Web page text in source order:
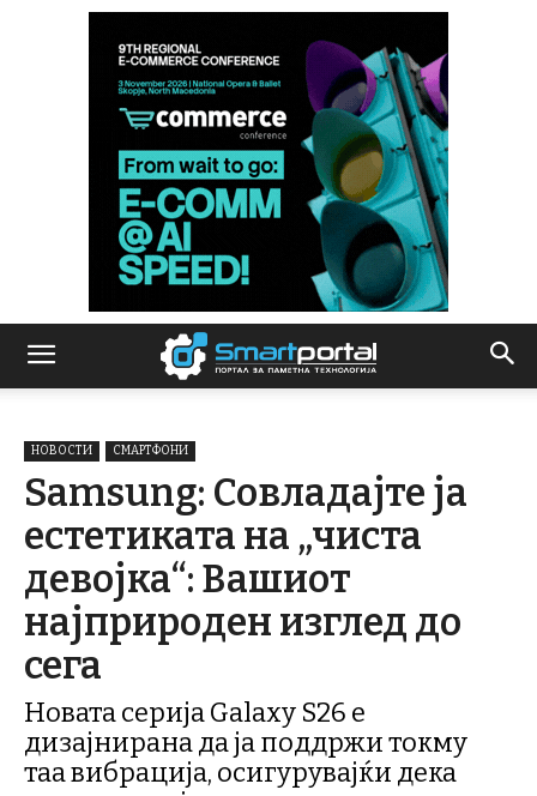
НОВОСТИ СМАРТФОНИ
Samsung: Совладајте ја
естетиката на „чиста
девојка“: Вашиот
најприроден изглед до
сега
Новата серија Galaxy S26 е
дизајнирана да ја поддржи токму
таа вибрација, осигурувајќи дека